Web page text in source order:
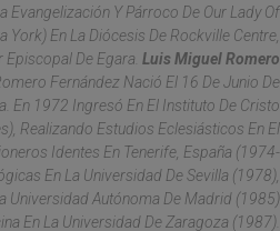
Evangelización Y Párroco De Our Lady Of
York) En La Diócesis De Rockville Centre,
De Egara. Luis Miguel Romero
Fernández Nació El 16 De Junio De
En 1972 Ingresó En El Instituto De Cristo
), Realizando Estudios Eclesiásticos En El
Identes En Tenerife, España (1974-
En La Universidad De Sevilla (1978),
Universidad Autónoma De Madrid (1985)
En La Universidad De Zaragoza (1987).